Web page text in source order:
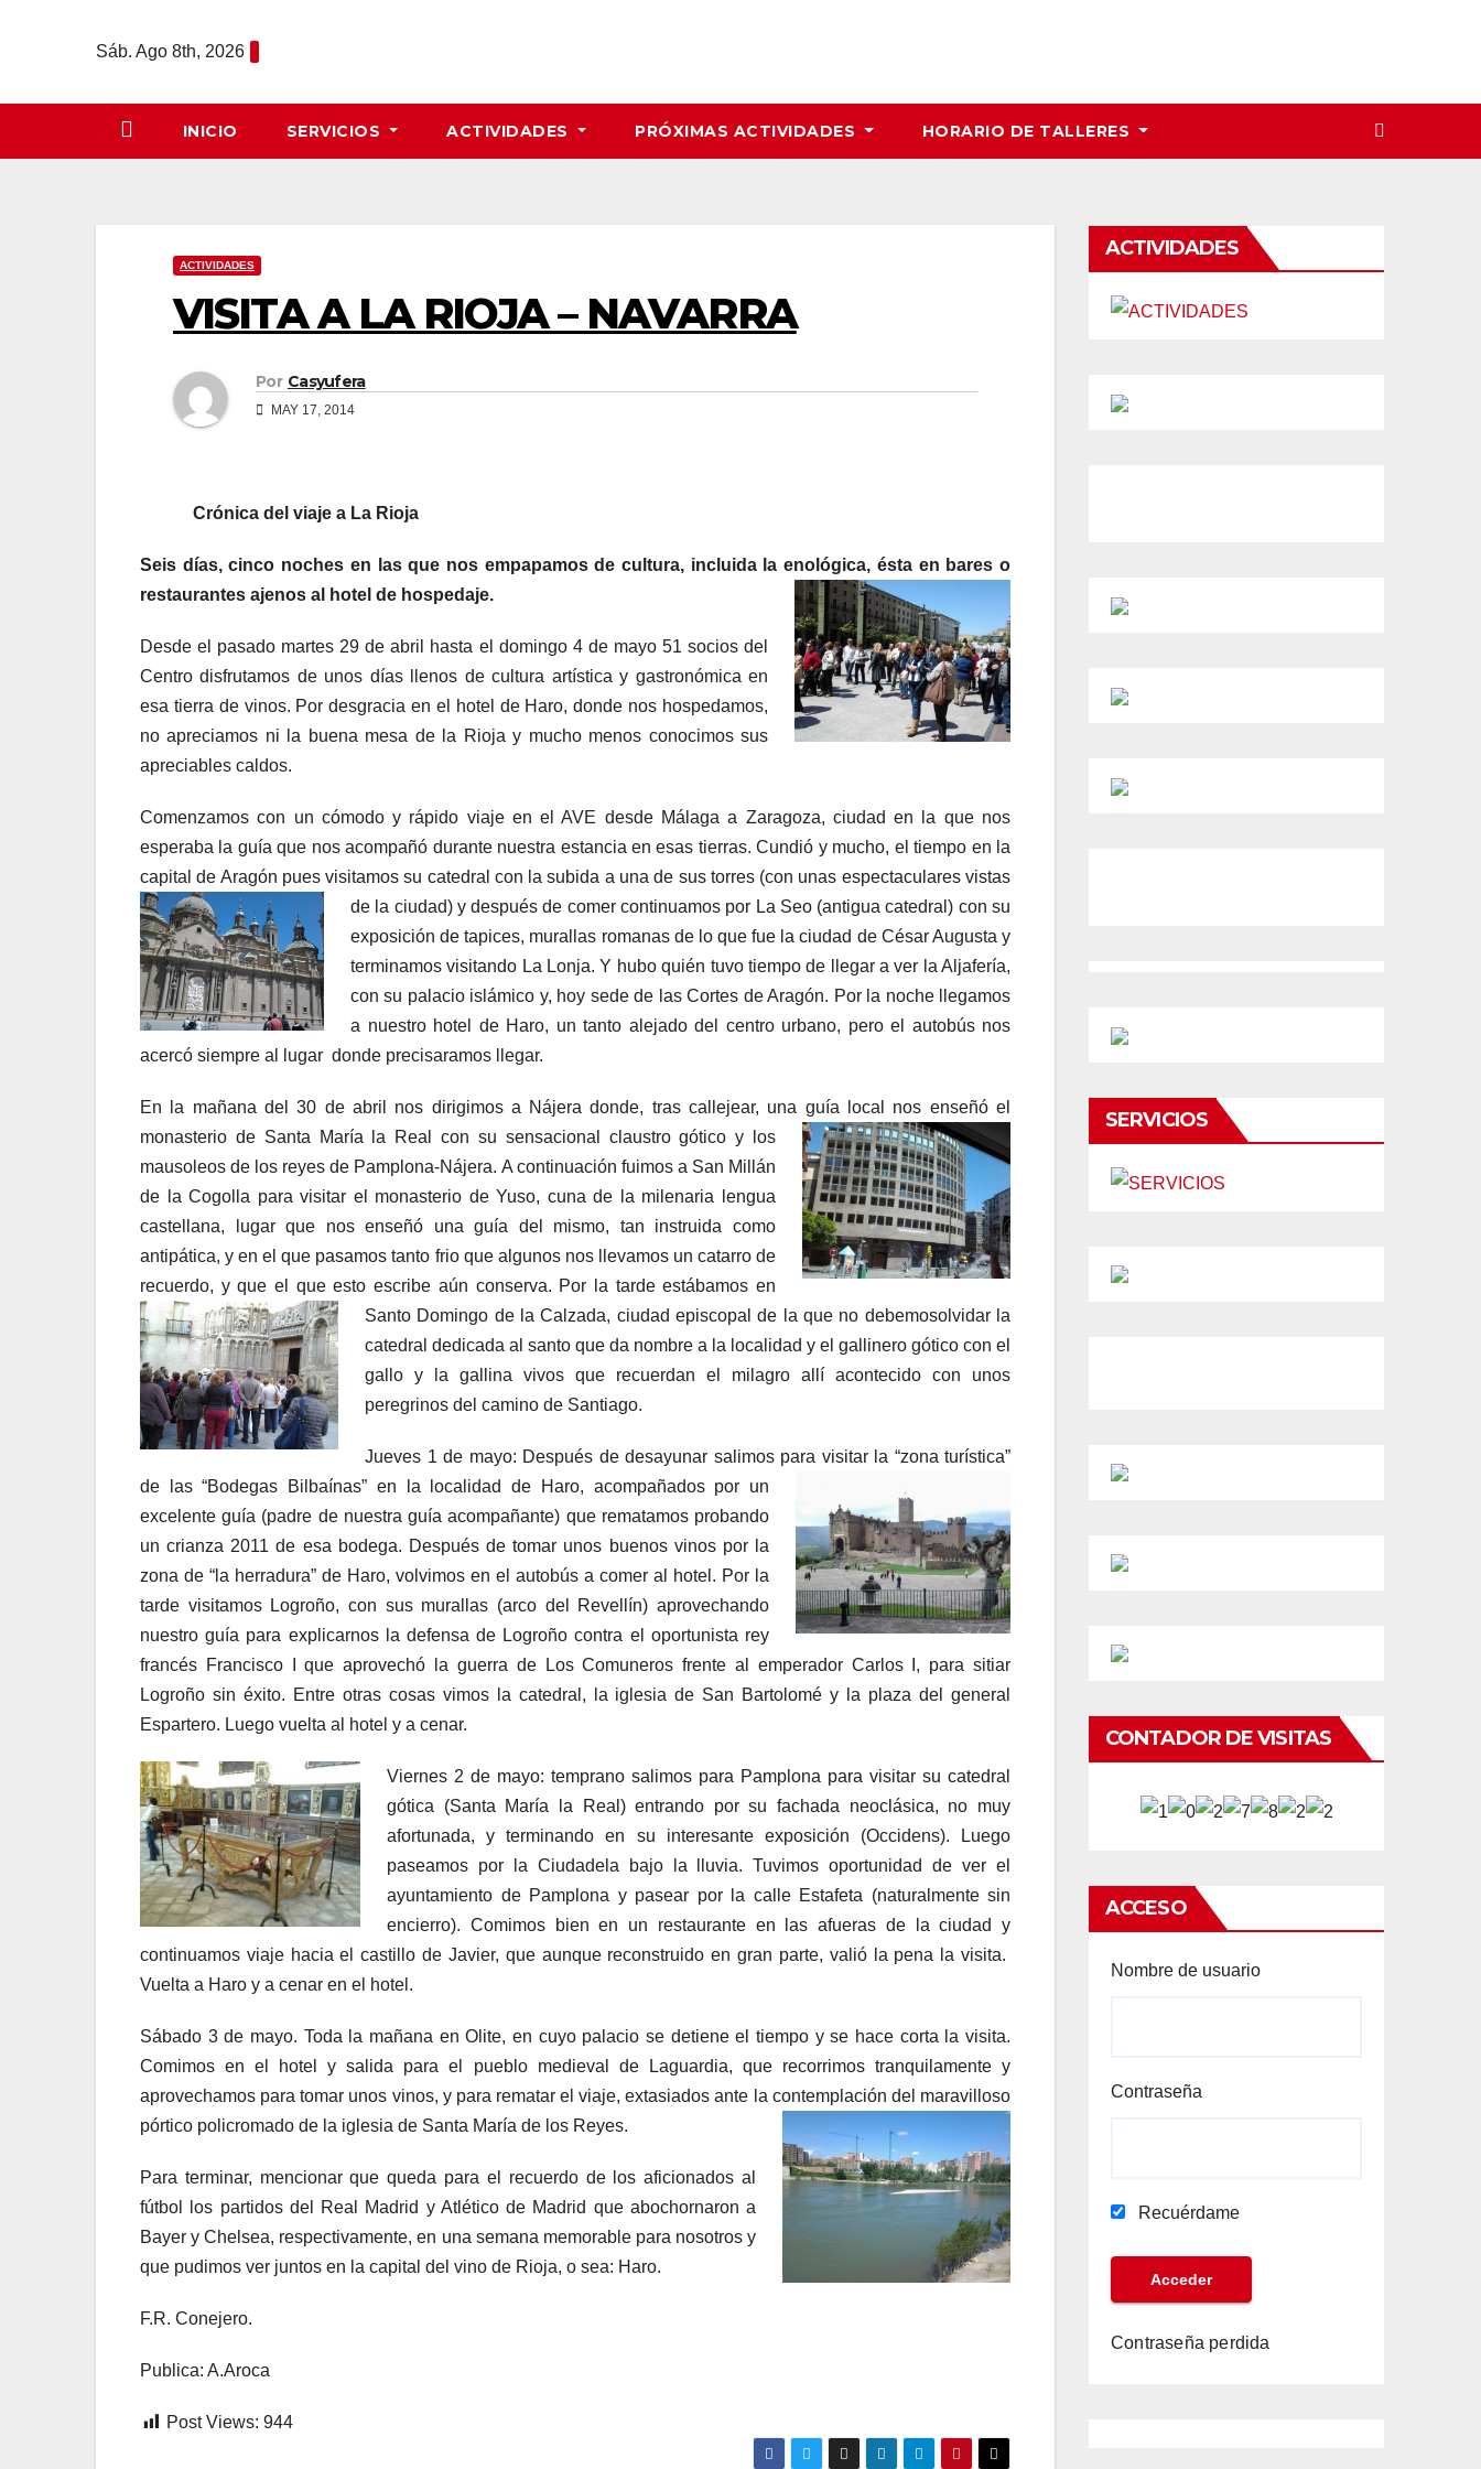
Sáb. Ago 8th, 2026
INICIO SERVICIOS ACTIVIDADES PRÓXIMAS ACTIVIDADES HORARIO DE TALLERES
ACTIVIDADES
VISITA A LA RIOJA – NAVARRA
Por Casyufera
MAY 17, 2014
Crónica del viaje a La Rioja
Seis días, cinco noches en las que nos empapamos de cultura, incluida la enológica, éstaen bares o
restaurantes ajenos al hotel de hospedaje.
Desde el pasado martes 29 de abril hasta el domingo 4 de mayo 51 socios del
Centro disfrutamos de unos días llenos de cultura artística y gastronómica en
esa tierra de vinos. Por desgracia en el hotel de Haro, donde nos hospedamos,
no apreciamos ni la buena mesa de la Rioja y mucho menos conocimos sus
apreciables caldos.
Comenzamos con un cómodo y rápido viaje en el AVE desde Málaga a Zaragoza, ciudad en la que nos
esperaba la guía que nos acompañó durante nuestra estancia en esas tierras. Cundió y mucho, el tiempo en la
capital de Aragón pues visitamos su catedral con la subida a una de sus torres (con unas espectaculares vistas
de la ciudad) y después de comer continuamos por La Seo (antigua catedral) con su
exposición de tapices, murallas romanas de lo que fue la ciudad de César Augusta y
terminamos visitando La Lonja. Y hubo quién tuvo tiempo de llegar a ver la Aljafería,
con su palacio islámico y, hoy sede de las Cortes de Aragón. Por la noche llegamos
a nuestro hotel de Haro, un tanto alejado del centro urbano, pero el autobús nos
acercó siempre al lugar donde precisaramos llegar.
En la mañana del 30 de abril nos dirigimos a Nájera donde, tras callejear, una guía local nos enseñó el
monasterio de Santa María la Real con su sensacional claustro gótico y los
mausoleos de los reyes de Pamplona-Nájera. A continuación fuimos a San Millán
de la Cogolla para visitar el monasterio de Yuso, cuna de la milenaria lengua
castellana, lugar que nos enseñó una guía del mismo, tan instruida como
antipática, y en el que pasamos tanto frio que algunos nos llevamos un catarro de
recuerdo, y que el que esto escribe aún conserva. Por la tarde estábamos en
Santo Domingo de la Calzada, ciudad episcopal de la que no debemosolvidar la
catedral dedicada al santo que da nombre a la localidad y el gallinero gótico con el
gallo y la gallina vivos que recuerdan el milagro allí acontecido con unos
peregrinos del camino de Santiago.
Jueves 1 de mayo: Después de desayunar salimos para visitar la “zona turística”
de las “Bodegas
Bilbaínas” en la localidad de Haro, acompañados por un
excelente guía (padre de nuestra guía acompañante) que rematamos probando
un crianza 2011 de esa bodega. Después de tomar unos buenos vinos por la
zona de “la herradura” de Haro, volvimos en el autobús a comer al hotel. Por la
tarde visitamos Logroño, con sus murallas (arco del Revellín) aprovechando
nuestro guía para explicarnos la defensa de Logroño contra el oportunista rey
francés Francisco I que aprovechó la guerra de Los Comuneros frente al emperador Carlos I, para sitiar
Logroño sin éxito. Entre otras cosas vimos la catedral, la iglesia de San Bartolomé y la plaza del general
Espartero. Luego vuelta al hotel y a cenar.
Viernes 2 de mayo: temprano salimos para Pamplona para visitar su catedral
gótica (Santa María la Real) entrando por su fachada neoclásica, no muy
afortunada, y terminando en su interesante exposición (Occidens). Luego
paseamos por la Ciudadela bajo la lluvia. Tuvimos oportunidad de ver el
ayuntamiento de Pamplona y pasear por la calle Estafeta (naturalmente sin
encierro). Comimos bien en un restaurante en las afueras de la ciudad y
continuamos viaje hacia el castillo de Javier, que aunque reconstruido en gran parte, valió la pena la visita.
Vuelta a Haro y a cenar en el hotel.
Sábado 3 de mayo. Toda la mañana en Olite, en cuyo palacio se detiene el tiempo y se hace corta la visita.
Comimos en el hotel y salida para el pueblo medieval de Laguardia, que recorrimos tranquilamente y
aprovechamos para tomar unos vinos, y para rematar el viaje, extasiados ante la contemplación del maravilloso
pórtico policromado de la iglesia de Santa María de los Reyes.
Para terminar, mencionar que queda para el recuerdo de los aficionados al
fútbol los partidos del Real Madrid y Atlético de Madrid que abochornaron a
Bayer y Chelsea, respectivamente, en una semana memorable para nosotros y
que pudimos ver juntos en la capital del vino de Rioja, o sea: Haro.
F.R. Conejero.
Publica: A.Aroca
Post Views: 944
ACTIVIDADES
SERVICIOS
CONTADOR DE VISITAS
ACCESO
Nombre de usuario
Contraseña
Recuérdame
Contraseña perdida